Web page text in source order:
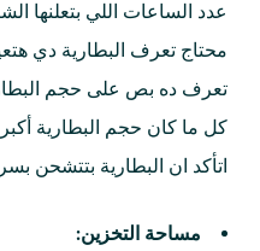
عدد الساعات اللي بتعلنها
محتاج تعرف البطارية دي
تعرف ده بص على حجم
كل ما كان حجم البطارية
اتأكد ان البطارية بتتشحن
مساحة التخزين: